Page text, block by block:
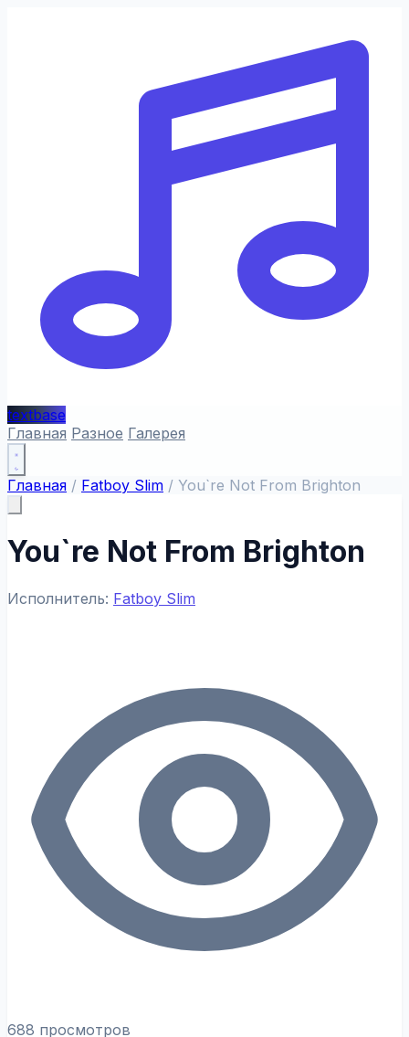
textbase
Главная Разное Галерея
Главная / Fatboy Slim / You`re Not From Brighton
You`re Not From Brighton
Исполнитель: Fatboy Slim
688 просмотров